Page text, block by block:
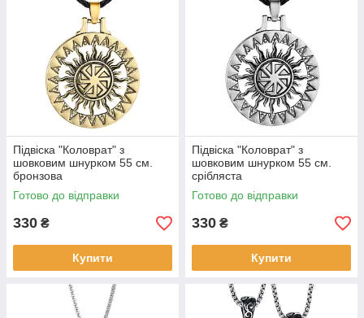
Підвіска "Коловрат" з
шовковим шнурком 55 см.
бронзова
Готово до відправки
330 ₴
Купити
Підвіска "Коловрат" з
шовковим шнурком 55 см.
срібляста
Готово до відправки
330 ₴
Купити